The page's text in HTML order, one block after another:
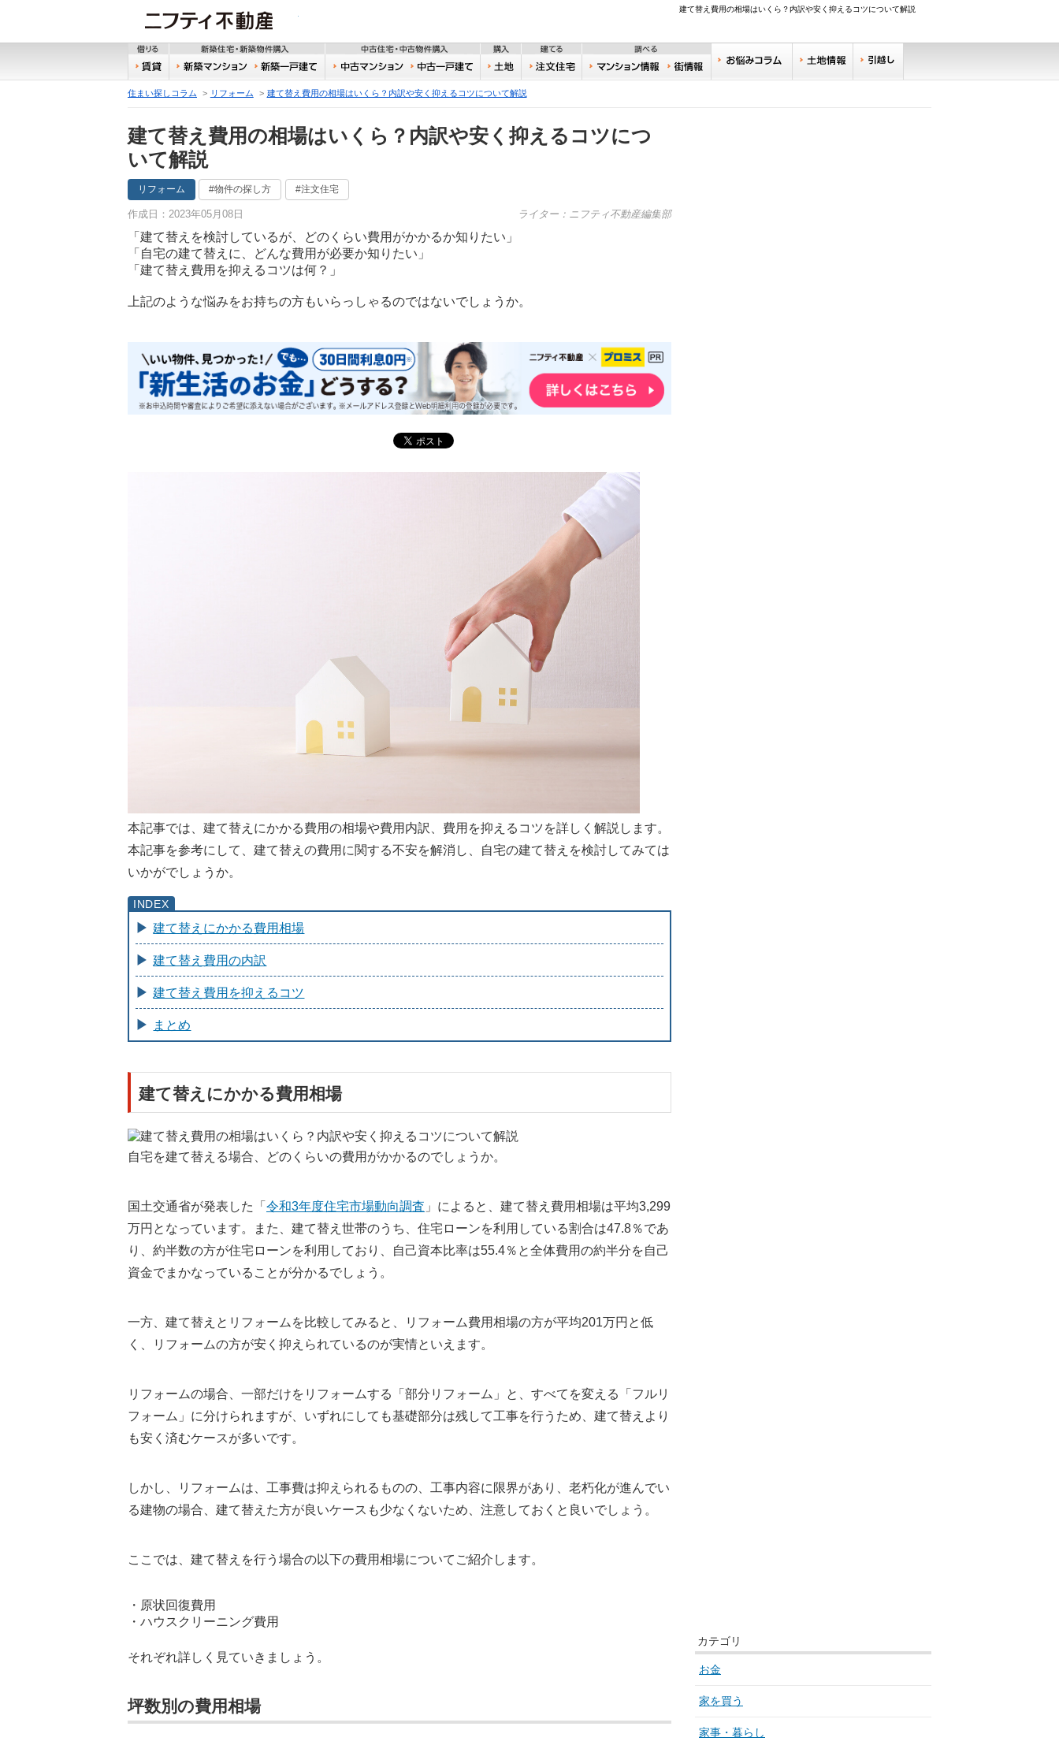
建て替え費用の相場はいくら？内訳や安く抑えるコツについて解説
借りる 新築住宅・新築物件購入 中古住宅・中古物件購入
購入
賃貸
新築マンション 新築一戸建て 中古マンション 中古一戸建て
土地 注文住宅 おうちリサーチ住みやすい街サーチ
住まい探しコラム リフォーム 建て替え費用の相場はいくら？内訳や安く抑えるコツについて解説
建て替え費用の相場はいくら？内訳や安く抑えるコツにつ
いて解説
リフォーム #物件の探し方 #注文住宅
作成日：2023年05月08日 ライター：ニフティ不動産編集部
「建て替えを検討しているが、どのくらい費用がかかるか知りたい」
「自宅の建て替えに、どんな費用が必要か知りたい」
「建て替え費用を抑えるコツは何？」
上記のような悩みをお持ちの方もいらっしゃるのではないでしょうか。
本記事では、建て替えにかかる費用の相場や費用内訳、費用を抑えるコツを詳しく解説します。
本記事を参考にして、建て替えの費用に関する不安を解消し、自宅の建て替えを検討してみては
いかがでしょうか。
建て替えにかかる費用相場
建て替え費用の内訳
建て替え費用を抑えるコツ
まとめ
建て替えにかかる費用相場
自宅を建て替える場合、どのくらいの費用がかかるのでしょうか。
国土交通省が発表した「 令和3年度住宅市場動向調査 」によると、建て替え費用相場は平均3,299
万円となっています。また、建て替え世帯のうち、住宅ローンを利用している割合は47.8％であ
り、約半数の方が住宅ローンを利用しており、自己資本比率は55.4％と全体費用の約半分を自己
資金でまかなっていることが分かるでしょう。
一方、建て替えとリフォームを比較してみると、リフォーム費用相場の方が平均201万円と低
く、リフォームの方が安く抑えられているのが実情といえます。
リフォームの場合、一部だけをリフォームする「部分リフォーム」と、すべてを変える「フルリ
フォーム」に分けられますが、いずれにしても基礎部分は残して工事を行うため、建て替えより
も安く済むケースが多いです。
しかし、リフォームは、工事費は抑えられるものの、工事内容に限界があり、老朽化が進んでい
る建物の場合、建て替えた方が良いケースも少なくないため、注意しておくと良いでしょう。
ここでは、建て替えを行う場合の以下の費用相場についてご紹介します。
・原状回復費用
・ハウスクリーニング費用
それぞれ詳しく見ていきましょう。
坪数別の費用相場
カテゴリ
お金
家を買う
家事・暮らし